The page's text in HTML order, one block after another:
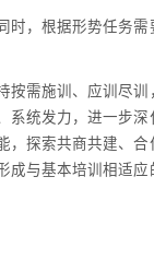
时，根据形势任务需
按需施训、应训尽训
统发力，进一步深
，探索共商共建、合
与基本培训相适应